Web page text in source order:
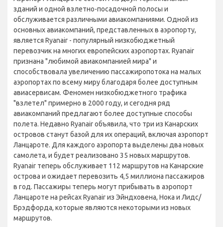
зданий и одной взлетно-посадочной полосы и
обслуживается различными авиакомпаниями. Одной из
основных авиакомпаний, представленных в аэропорту,
является Ryanair - популярный низкобюджетный
перевозчик на многих европейских аэропортах. Ryanair
признана "любимой авиакомпанией мира" и
способствовала увеличению пассажиропотока на малых
аэропортах по всему миру благодаря более доступным
авиасервисам. Феномен низкобюджетного трафика
"взлетел" примерно в 2000 году, и сегодня ряд
авиакомпаний предлагают более доступные способы
полета. Недавно Ryanair объявила, что три из Канарских
островов станут базой для их операций, включая аэропорт
Ланцароте. Для каждого аэропорта выделены два новых
самолета, и будет реализовано 35 новых маршрутов.
Ryanair теперь обслуживает 112 маршрутов на Канарские
острова и ожидает перевозить 4,5 миллиона пассажиров
в год. Пассажиры теперь могут прибывать в аэропорт
Ланцароте на рейсах Ryanair из Эйндховена, Нока и Лидс/
Брэдфорда, которые являются некоторыми из новых
маршрутов.